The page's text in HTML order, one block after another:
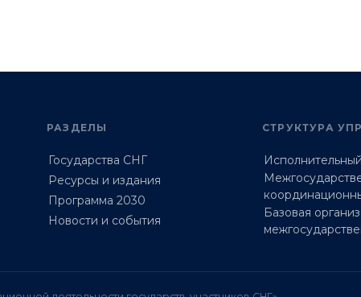
РАЗДЕЛЫ
Государства СНГ
Ресурсы и издания
Программа 2030
Новости и события
СТРУКТУРА
Базовая